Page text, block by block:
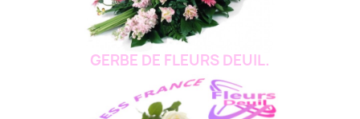
GERBE DE FLEURS DEUIL.